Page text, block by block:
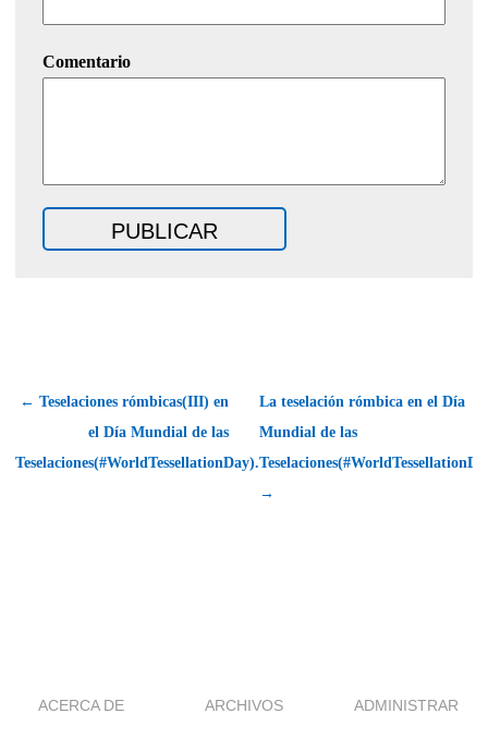
Comentario
← Teselaciones rómbicas(III) en
el Día Mundial de las
Teselaciones(#WorldTessellationDay).
La teselación rómbica en el Día
Mundial de las
→
ACERCA DE ARCHIVOS ADMINISTRAR